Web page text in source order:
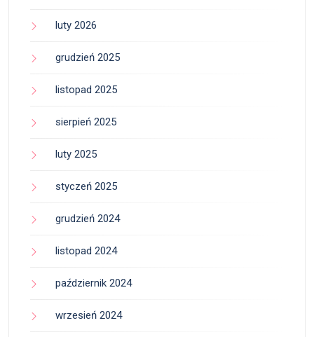
luty 2026
grudzień 2025
listopad 2025
sierpień 2025
luty 2025
styczeń 2025
grudzień 2024
listopad 2024
październik 2024
wrzesień 2024